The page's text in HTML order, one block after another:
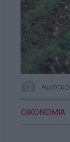
ΟΙΚΟΝΟΜΙΑ